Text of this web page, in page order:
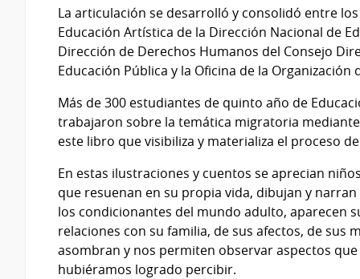
La articulación se desarrolló y consolidó entre
Educación Artística de la Dirección Nacional de
Dirección de Derechos Humanos del Consejo
Educación Pública y la Oficina de la
Más de 300 estudiantes de quinto año de
trabajaron sobre la temática migratoria
este libro que visibiliza y materializa el proceso
En estas ilustraciones y cuentos se aprecian
que resuenan en su propia vida, dibujan y
los condicionantes del mundo adulto, aparecen
relaciones con su familia, de sus afectos, de sus
asombran y nos permiten observar aspectos
hubiéramos logrado percibir.